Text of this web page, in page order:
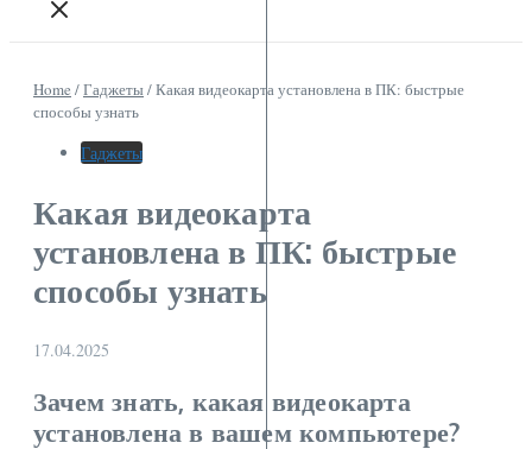
Home /Гаджеты/Какая видеокарта установлена в ПК: быстрые
способы узнать
Гаджеты
Какая видеокарта
установлена в ПК: быстрые
способы узнать
17.04.2025
Зачем знать, какая видеокарта
установлена в вашем компьютере?